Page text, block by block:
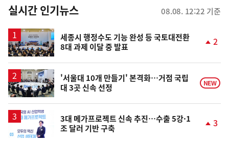
뉴
스
실시간 인기뉴스 08.08. 12:22 기준
세종시 행정수도 기능 완성 등 국토대전환
8대 과제 이달 중 발표
상
승
2
'서울대 10개 만들기' 본격화…거점 국립
대 3곳 신속 선정
NEW
3대 메가프로젝트 신속 추진…수출 5강·1
조 달러 기반 구축
3